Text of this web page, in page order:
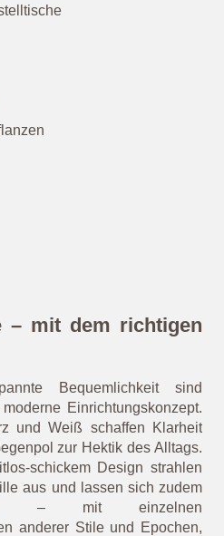
– mit dem richtigen
Bequemlichkeit sind
Einrichtungskonzept.
und Weiß schaffen Klarheit
zur Hektik des Alltags.
schickem Design strahlen
aus und lassen sich zudem
– mit einzelnen
anderer Stile und Epochen,